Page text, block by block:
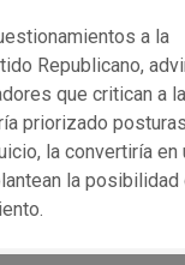
a la
Republicano,
que critican a la
priorizado posturas
la convertiría en
la posibilidad